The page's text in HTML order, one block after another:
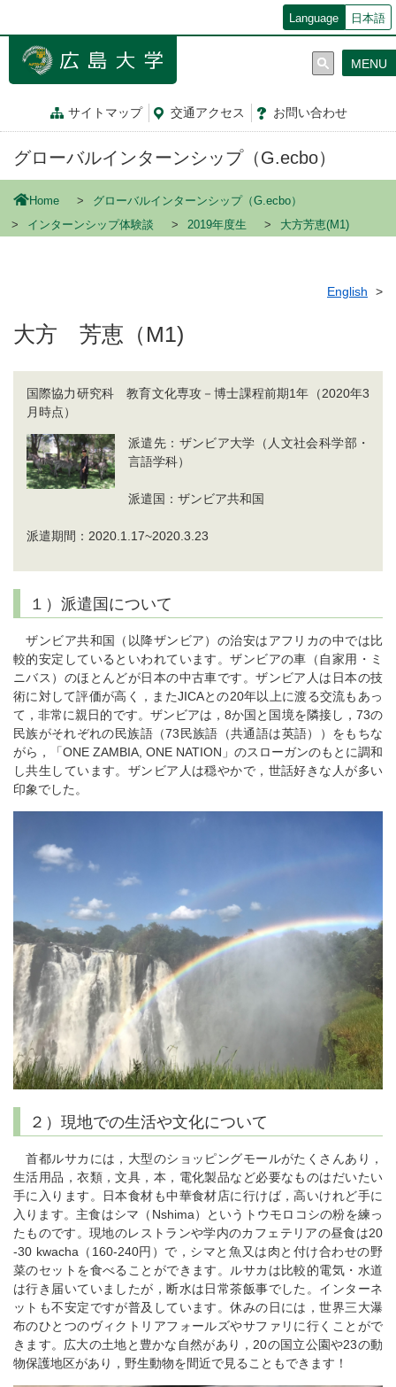
ン
Language 日本語
サイトマップ 交通アクセス お問い合わせ
MENU
グローバルインターンシップ（G.ecbo）
Home
グローバルインターンシップ（G.ecbo）
インターンシップ体験談
2019年度生 大方芳恵(M1)
English
大方 芳恵（M1)
国際協力研究科 教育文化専攻－博士課程前期1年（2020年3
月時点）
派遣先：ザンビア大学（人文社会科学部・
言語学科）
派遣国：ザンビア共和国
派遣期間：2020.1.17~2020.3.23
１）派遣国について
ザンビア共和国（以降ザンビア）の治安はアフリカの中では比
較的安定しているといわれています。ザンビアの車（自家用・ミ
ニバス）のほとんどが日本の中古車です。ザンビア人は日本の技
術に対して評価が高く，またJICAとの20年以上に渡る交流もあっ
て，非常に親日的です。ザンビアは，8か国と国境を隣接し，73の
民族がそれぞれの民族語（73民族語（共通語は英語））をもちな
がら，「ONE ZAMBIA, ONE NATION」のスローガンのもとに調和
し共生しています。ザンビア人は穏やかで，世話好きな人が多い
印象でした。
２）現地での生活や文化について
首都ルサカには，大型のショッピングモールがたくさんあり，
生活用品，衣類，文具，本，電化製品など必要なものはだいたい
手に入ります。日本食材も中華食材店に行けば，高いけれど手に
入ります。主食はシマ（Nshima）というトウモロコシの粉を練っ
たものです。現地のレストランや学内のカフェテリアの昼食は20
-30 kwacha（160-240円）で，シマと魚又は肉と付け合わせの野
菜のセットを食べることができます。ルサカは比較的電気・水道
は行き届いていましたが，断水は日常茶飯事でした。インターネ
ットも不安定ですが普及しています。休みの日には，世界三大瀑
布のひとつのヴィクトリアフォールズやサファリに行くことがで
きます。広大の土地と豊かな自然があり，20の国立公園や23の動
物保護地区があり，野生動物を間近で見ることもできます！